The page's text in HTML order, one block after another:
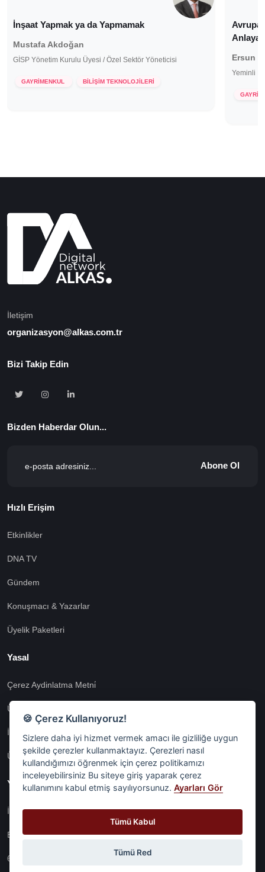
İnşaat Yapmak ya da Yapmamak
Mustafa Akdoğan
GİSP Yönetim Kurulu Üyesi / Özel Sektör Yöneticisi
GAYRİMENKUL BİLİŞİM TEKNOLOJİLERİ
Ersun
Yeminli
İletişim
organizasyon@alkas.com.tr
Bizi Takip Edin
Bizden Haberdar Olun...
Abone Ol
Hızlı Erişim
Etkinlikler
DNA TV
Gündem
Konuşmacı & Yazarlar
Üyelik Paketleri
Yasal
Çerez Aydinlatma Metni̇
Üyeli̇k Sözleşmesi̇
İnternet Si̇tesi̇ Aydinlatma Metni̇
Üyeli̇k Aydinlatma Metni̇
Yasal
İşlem Rehberi̇
Etk İzni̇ Metni̇
6698 Sayili Kvkk Gereği̇nce Veri̇ Sorumlusuna Başvuru Formu
🍪 Çerez Kullanıyoruz!
Sizlere daha iyi hizmet vermek amacı ile gizliliğe uygun
şekilde çerezler kullanmaktayız. Çerezleri nasıl
kullandığımızı öğrenmek için çerez politikamızı
inceleyebilirsiniz Bu siteye giriş yaparak çerez
kullanımını kabul etmiş sayılıyorsunuz.Ayarları Gör
Tümü Kabul
Tümü Red